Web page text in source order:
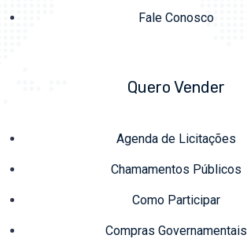
Fale Conosco
Quero Vender
Agenda de Licitações
Chamamentos Públicos
Como Participar
Compras Governamentais